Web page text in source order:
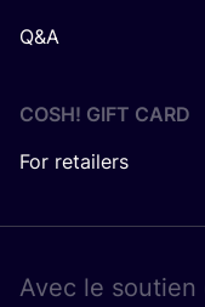
Q&A
COSH! GIFT CARD
For retailers
Avec le sou­tien